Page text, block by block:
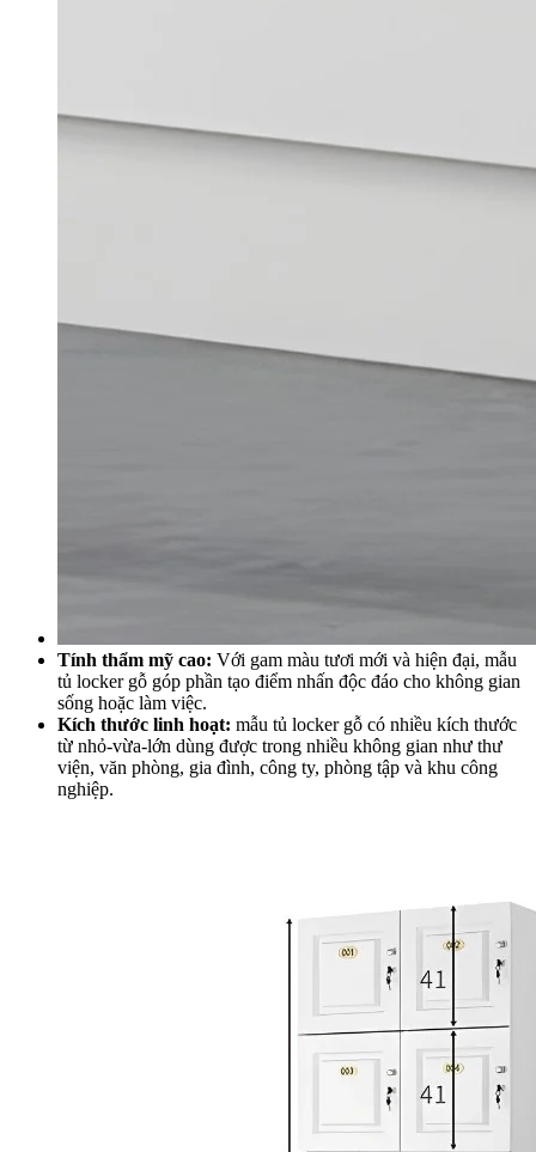
Tính thẩm mỹ cao: Với gam màu tươi mới và hiện đại, mẫu
tủ locker gỗ góp phần tạo điểm nhấn độc đáo cho không gian
sống hoặc làm việc.
Kích thước linh hoạt: mẫu tủ locker gỗ có nhiều kích thước
từ nhỏ-vừa-lớn dùng được trong nhiều không gian như thư
viện, văn phòng, gia đình, công ty, phòng tập và khu công
nghiệp.